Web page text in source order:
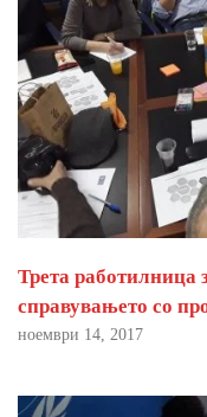
Трета работилница
справувањето со
ноември 14, 2017